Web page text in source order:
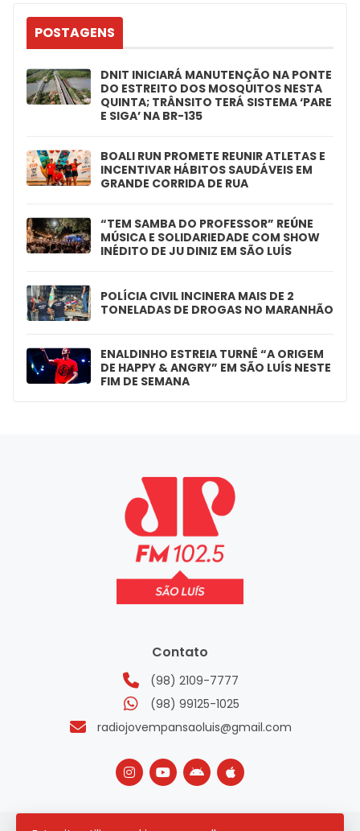
POSTAGENS
DNIT INICIARÁ MANUTENÇÃO NA PONTE
DO ESTREITO DOS MOSQUITOS NESTA
QUINTA; TRÂNSITO TERÁ SISTEMA ‘PARE
E SIGA’ NA BR-135
BOALI RUN PROMETE REUNIR ATLETAS E
INCENTIVAR HÁBITOS SAUDÁVEIS EM
GRANDE CORRIDA DE RUA
“TEM SAMBA DO PROFESSOR” REÚNE
MÚSICA E SOLIDARIEDADE COM SHOW
INÉDITO DE JU DINIZ EM SÃO LUÍS
POLÍCIA CIVIL INCINERA MAIS DE 2
TONELADAS DE DROGAS NO MARANHÃO
ENALDINHO ESTREIA TURNÊ “A ORIGEM
DE HAPPY & ANGRY” EM SÃO LUÍS NESTE
FIM DE SEMANA
Contato
(98) 2109-7777
(98) 99125-1025
radiojovempansaoluis@gmail.com